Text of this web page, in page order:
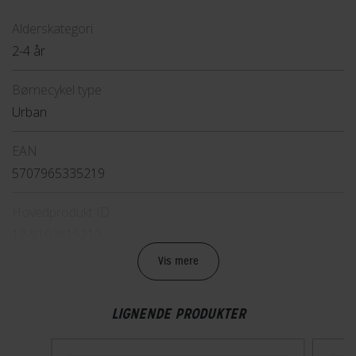
Alderskategori
2-4 år
Børnecykel type
Urban
EAN
5707965335219
Sikkerheds- og producentinfo
Vis mere
LIGNENDE PRODUKTER